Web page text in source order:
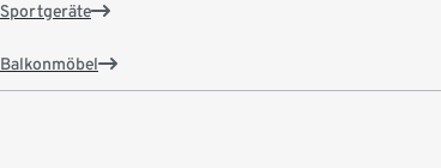
Sportgeräte
Balkonmöbel